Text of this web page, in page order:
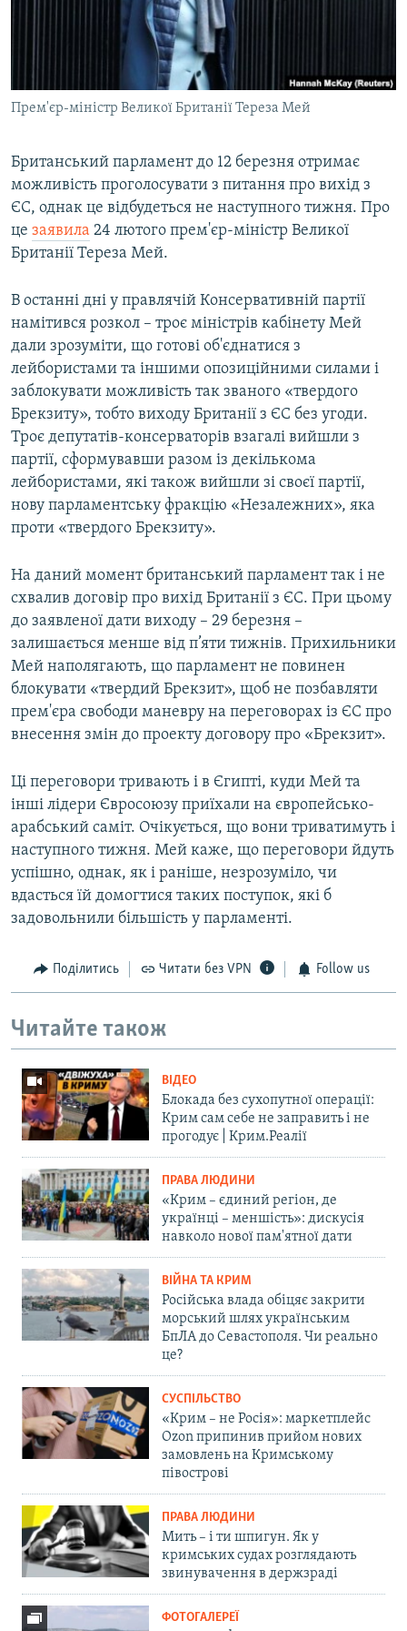
ВІДЕОУРОКИ «ELIFBE»
СВІДЧЕННЯ ОКУПАЦІЇ
УКРАЇНСЬКА ПРОБЛЕМА КРИМУ
ІНФОГРАФІКА
Qırımtatar
ДОЛУЧАЙСЯ!
Усі сайти RFE/RL
Прем'єр-міністр Великої Британії Тереза Мей
Британський парламент до 12 березня отримає
можливість проголосувати з питання про вихід з
ЄС, однак це відбудеться не наступного тижня. Про
це заявила 24 лютого прем'єр-міністр Великої
Британії Тереза Мей.
В останні дні у правлячій Консервативній партії
намітився розкол – троє міністрів кабінету Мей
дали зрозуміти, що готові об'єднатися з
лейбористами та іншими опозиційними силами і
заблокувати можливість так званого «твердого
Брекзиту», тобто виходу Британії з ЄС без угоди.
Троє депутатів-консерваторів взагалі вийшли з
партії, сформувавши разом із декількома
лейбористами, які також вийшли зі своєї партії,
нову парламентську фракцію «Незалежних», яка
проти «твердого Брекзиту».
На даний момент британський парламент так і не
схвалив договір про вихід Британії з ЄС. При цьому
до заявленої дати виходу – 29 березня –
залишається менше від п’яти тижнів. Прихильники
Мей наполягають, що парламент не повинен
блокувати «твердий Брекзит», щоб не позбавляти
прем'єра свободи маневру на переговорах із ЄС про
внесення змін до проекту договору про «Брекзит».
Ці переговори тривають і в Єгипті, куди Мей та
інші лідери Євросоюзу приїхали на європейсько-
арабський саміт. Очікується, що вони триватимуть і
наступного тижня. Мей каже, що переговори йдуть
успішно, однак, як і раніше, незрозуміло, чи
вдасться їй домогтися таких поступок, які б
задовольнили більшість у парламенті.
Поділитись Читати без VPN Follow us
Читайте також
ВІДЕО
Блокада без сухопутної операції:
Крим сам себе не заправить і не
прогодує | Крим.Реалії
ПРАВА ЛЮДИНИ
«Крим – єдиний регіон, де
українці – меншість»: дискусія
навколо нової пам'ятної дати
ВІЙНА ТА КРИМ
Російська влада обіцяє закрити
морський шлях українським
БпЛА до Севастополя. Чи реально
це?
СУСПІЛЬСТВО
«Крим – не Росія»: маркетплейс
Ozon припинив прийом нових
замовлень на Кримському
півострові
ПРАВА ЛЮДИНИ
Мить – і ти шпигун. Як у
кримських судах розглядають
звинувачення в держзраді
ФОТОГАЛЕРЕЇ